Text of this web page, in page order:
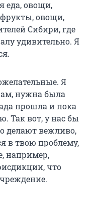
еда, овощи,
фрукты, овощи,
Сибири, где
удивительно. Я
Я
нужна была
прошла и пока
Так вот, у нас бы
делают вежливо,
в твою проблему,
например,
что